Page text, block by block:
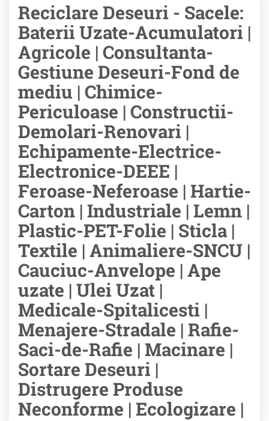
Reciclare Deseuri - Sacele:
Baterii Uzate-Acumulatori |
Agricole | Consultanta-
Gestiune Deseuri-Fond de
mediu | Chimice-
Periculoase | Constructii-
Demolari-Renovari |
Echipamente-Electrice-
Electronice-DEEE |
Feroase-Neferoase | Hartie-
Carton | Industriale | Lemn |
Plastic-PET-Folie | Sticla |
Textile | Animaliere-SNCU |
Cauciuc-Anvelope | Ape
uzate | Ulei Uzat |
Medicale-Spitalicesti |
Menajere-Stradale | Rafie-
Saci-de-Rafie | Macinare |
Sortare Deseuri |
Distrugere Produse
Neconforme | Ecologizare |